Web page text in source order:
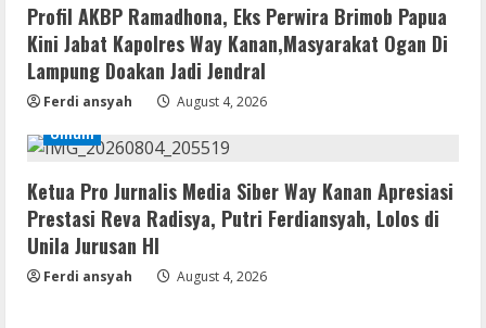
Profil AKBP Ramadhona, Eks Perwira Brimob Papua
Kini Jabat Kapolres Way Kanan,Masyarakat Ogan Di
Lampung Doakan Jadi Jendral
Ferdi ansyah
August 4, 2026
Umum
Ketua Pro Jurnalis Media Siber Way Kanan Apresiasi
Prestasi Reva Radisya, Putri Ferdiansyah, Lolos di
Unila Jurusan HI
Ferdi ansyah August 4, 2026
4
Brimob Papua Kini Jabat Kapolres Way
Kanan
August 5, 2026
5
Umum
Profil AKBP Ramadhona, Eks Perwira
Brimob Papua Kini Jabat Kapolres Way
Kanan,Masyarakat Ogan Di Lampung
Doakan Jadi Jendral
Serialers
MATLAB Crack + Portable Clean